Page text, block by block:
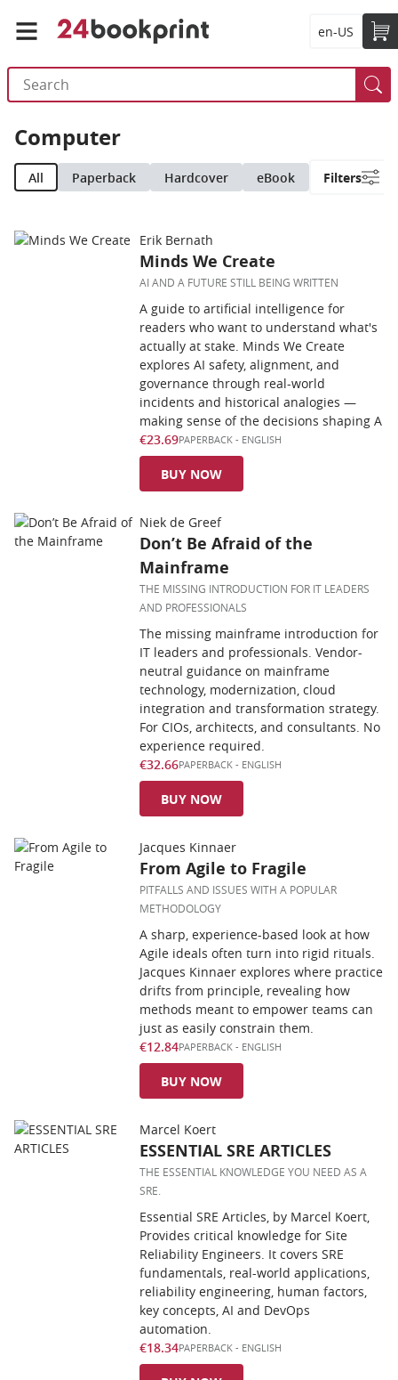
en-US
Computer
All Paperback Hardcover eBook Filters
Erik Bernath
Minds We Create
AI AND A FUTURE STILL BEING WRITTEN
A guide to artificial intelligence for
readers who want to understand what's
actually at stake. Minds We Create
explores AI safety, alignment, and
governance through real-world
incidents and historical analogies —
making sense of the decisions shaping A
€23.69PAPERBACK - ENGLISH
BUY NOW
Niek de Greef
Don’t Be Afraid of the
Mainframe
THE MISSING INTRODUCTION FOR IT LEADERS
AND PROFESSIONALS
The missing mainframe introduction for
IT leaders and professionals. Vendor-
neutral guidance on mainframe
technology, modernization, cloud
integration and transformation strategy.
For CIOs, architects, and consultants. No
experience required.
€32.66PAPERBACK - ENGLISH
BUY NOW
Jacques Kinnaer
From Agile to Fragile
PITFALLS AND ISSUES WITH A POPULAR
METHODOLOGY
A sharp, experience-based look at how
Agile ideals often turn into rigid rituals.
Jacques Kinnaer explores where practice
drifts from principle, revealing how
methods meant to empower teams can
just as easily constrain them.
€12.84PAPERBACK - ENGLISH
BUY NOW
Marcel Koert
ESSENTIAL SRE ARTICLES
THE ESSENTIAL KNOWLEDGE YOU NEED AS A
SRE.
Essential SRE Articles, by Marcel Koert,
Provides critical knowledge for Site
Reliability Engineers. It covers SRE
fundamentals, real-world applications,
reliability engineering, human factors,
key concepts, AI and DevOps
automation.
€18.34PAPERBACK - ENGLISH